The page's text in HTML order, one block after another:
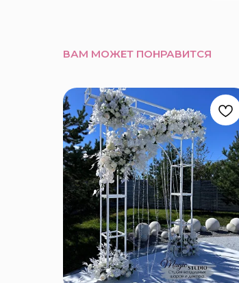
ВАМ МОЖЕТ ПОНРАВИТСЯ